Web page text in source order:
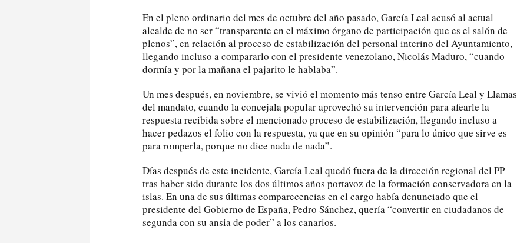
En el pleno ordinario del mes de octubre del año pasado, García Leal acusó al actual
alcalde de no ser “transparente en el máximo órgano de participación que es el salón de
plenos”, en relación al proceso de estabilización del personal interino del Ayuntamiento,
llegando incluso a compararlo con el presidente venezolano, Nicolás Maduro, “cuando
dormía y por la mañana el pajarito le hablaba”.
Un mes después, en noviembre, se vivió el momento más tenso entre García Leal y Llamas
del mandato, cuando la concejala popular aprovechó su intervención para afearle la
respuesta recibida sobre el mencionado proceso de estabilización, llegando incluso a
hacer pedazos el folio con la respuesta, ya que en su opinión “para lo único que sirve es
para romperla, porque no dice nada de nada”.
Días después de este incidente, García Leal quedó fuera de la dirección regional del PP
tras haber sido durante los dos últimos años portavoz de la formación conservadora en la
islas. En una de sus últimas comparecencias en el cargo había denunciado que el
presidente del Gobierno de España, Pedro Sánchez, quería “convertir en ciudadanos de
segunda con su ansia de poder” a los canarios.